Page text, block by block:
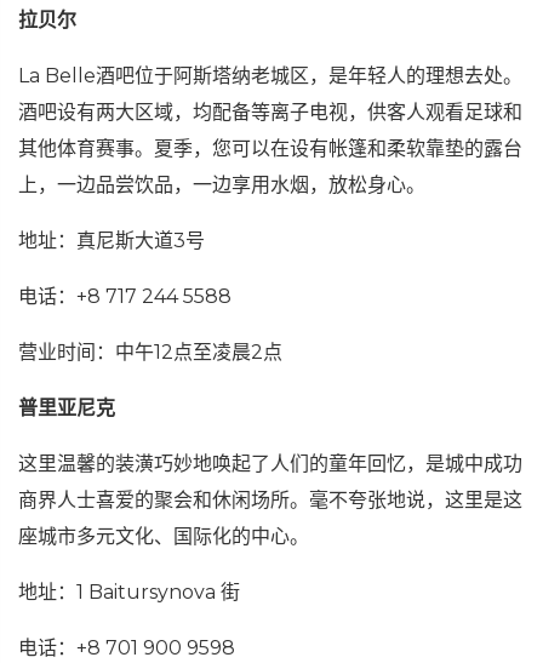
拉贝尔
La Belle酒吧位于阿斯塔纳老城区，是年轻人的理想去处。
酒吧设有两大区域，均配备等离子电视，供客人观看足球和
其他体育赛事。夏季，您可以在设有帐篷和柔软靠垫的露台
上，一边品尝饮品，一边享用水烟，放松身心。
地址：真尼斯大道3号
电话：+8 717 244 5588
营业时间：中午12点至凌晨2点
普里亚尼克
这里温馨的装潢巧妙地唤起了人们的童年回忆，是城中成功
商界人士喜爱的聚会和休闲场所。毫不夸张地说，这里是这
座城市多元文化、国际化的中心。
地址：1 Baitursynova 街
电话：+8 701 900 9598